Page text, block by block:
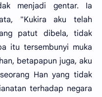
menjadi gentar. Ia
"Kukira aku telah
patut dibela, tidak
itu tersembunyi muka
betapapun juga, aku
Han yang tidak
terhadap negara